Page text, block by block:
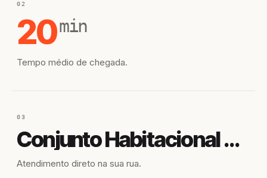
02
20min
Tempo médio de chegada.
03
Conjunto Habitacional Beneval Boa Sorte
Atendimento direto na sua rua.